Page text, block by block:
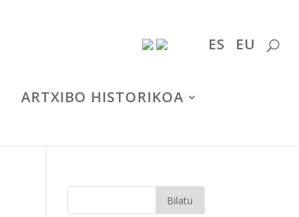
ARTXIBO HISTORIKOA
EU
ES